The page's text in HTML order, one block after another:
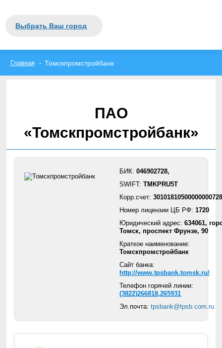
Выбрать Ваш городСанкт-Петербург
П Р С Т У Ф Х Ц Ч Ш Щ Э Ю Я
Главная Томскпромстройбанк
ПАО
«Томскпромстройбанк»
БИК:046902728,
SWIFT:TMKPRU5T
Корр.счет:
Номер лицензии ЦБ РФ:1720
Юридический адрес:634061,
Томск, проспект Фрунзе, 90
Краткое наименование:
Томскпромстройбанк
Сайт банка:
http://www.tpsbank.tomsk.ru/
Телефон горячей линии:
(3822)266818,265931
Эл.почта:tpsbank@tpsb.com.ru